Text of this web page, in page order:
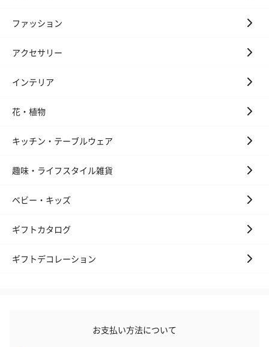
ファッション
アクセサリー
インテリア
花・植物
キッチン・テーブルウェア
趣味・ライフスタイル雑貨
ベビー・キッズ
ギフトカタログ
ギフトデコレーション
お支払い方法について